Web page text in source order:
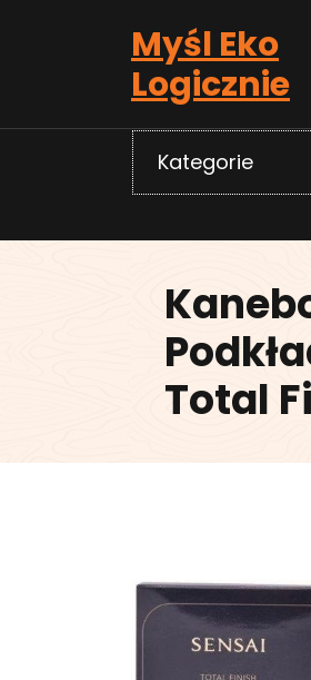
Myśl Eko
Logicznie
Kategorie
Total